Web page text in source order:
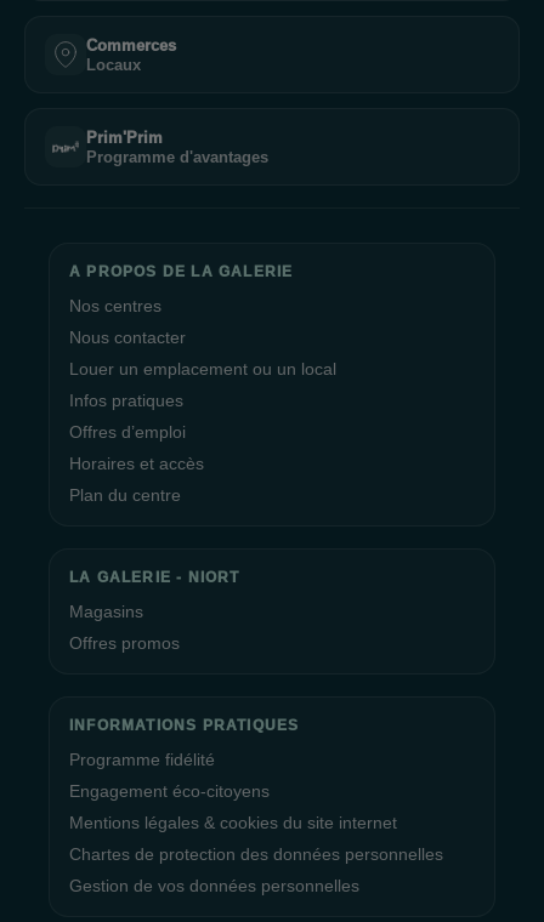
Commerces
Locaux
Prim'Prim
Programme d'avantages
A PROPOS DE LA GALERIE
Nos centres
Nous contacter
Louer un emplacement ou un local
Infos pratiques
Offres d’emploi
Horaires et accès
Plan du centre
LA GALERIE - NIORT
Magasins
Offres promos
INFORMATIONS PRATIQUES
Programme fidélité
Engagement éco-citoyens
Mentions légales & cookies du site internet
Chartes de protection des données personnelles
Gestion de vos données personnelles